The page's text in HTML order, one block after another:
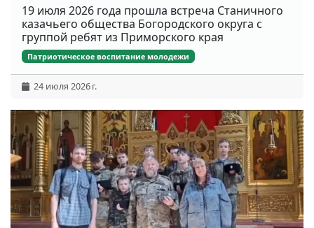
19 июля 2026 года прошла встреча Станичного
казачьего общества Богородского округа с
группой ребят из Приморского края
Патриотическое воспитание молодежи
24 июля 2026 г.